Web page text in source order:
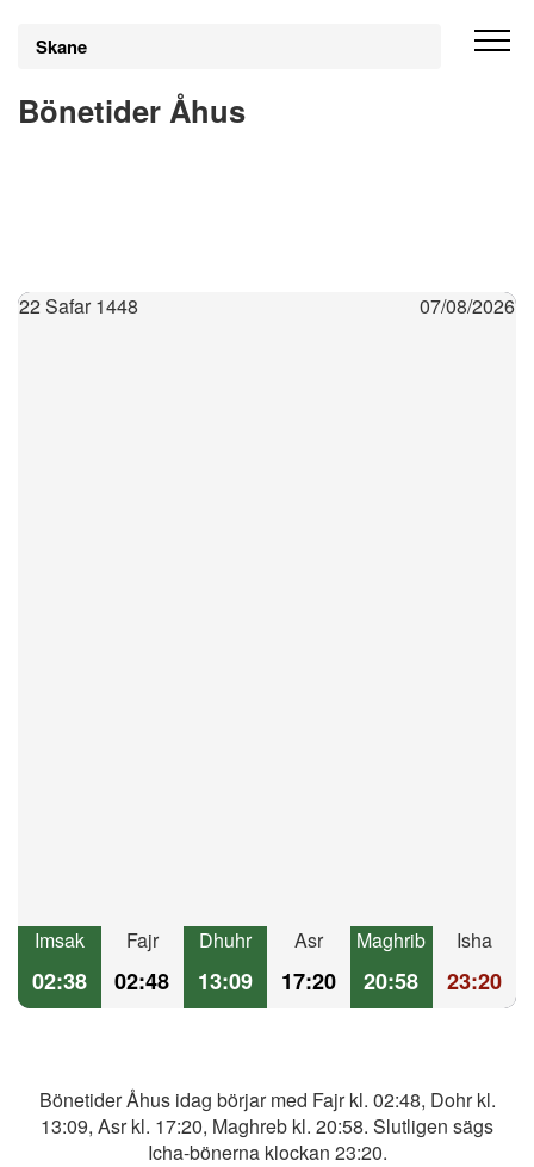
Skane
Bönetider Åhus
22 Safar 1448 07/08/2026
Imsak
02:38
Fajr
02:48
Dhuhr
13:09
Asr
17:20
Maghrib
20:58
Isha
23:20
Bönetider Åhus idag börjar med Fajr kl. 02:48, Dohr kl.
13:09, Asr kl. 17:20, Maghreb kl. 20:58. Slutligen sägs
Icha-bönerna klockan 23:20.